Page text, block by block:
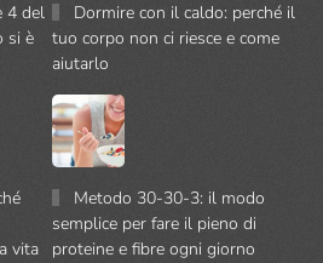
4 del
si è
Dormire con il caldo: perché il
tuo corpo non ci riesce e come
aiutarlo
vita
Metodo 30-30-3: il modo
semplice per fare il pieno di
proteine e fibre ogni giorno